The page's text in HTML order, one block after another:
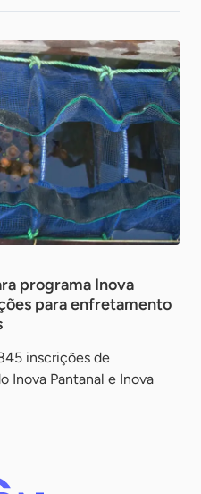
programa Inova
para enfretamento
inscrições de
Inova Pantanal e Inova